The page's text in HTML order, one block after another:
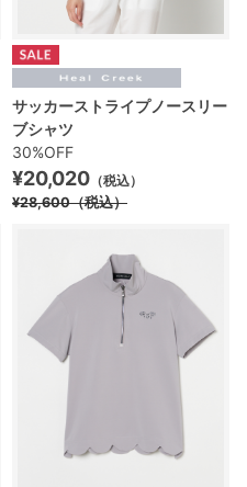
サッカーストライプノースリー
ブシャツ
30%OFF
¥20,020 （税込）
¥28,600（税込）